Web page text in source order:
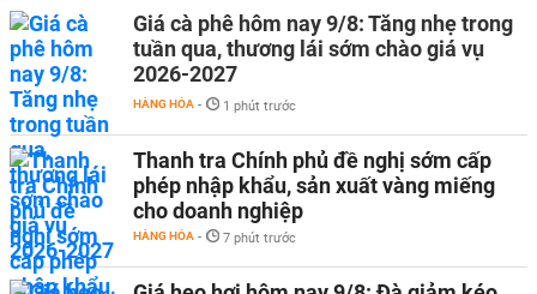
Giá cà phê hôm nay 9/8: Tăng nhẹ trong
tuần qua, thương lái sớm chào giá vụ
2026-2027
HÀNG HÓA - 1 phút trước
Thanh tra Chính phủ đề nghị sớm cấp
phép nhập khẩu, sản xuất vàng miếng
cho doanh nghiệp
HÀNG HÓA - 7 phút trước